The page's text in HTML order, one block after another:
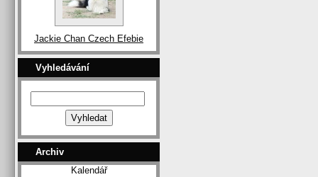
Jackie Chan Czech Efebie
Vyhledávání
Archiv
Kalendář